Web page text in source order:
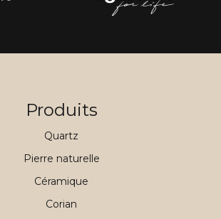
Produits
Quartz
Pierre naturelle
Céramique
Corian